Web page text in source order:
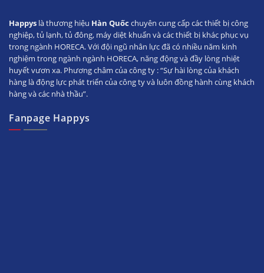
Happys là thương hiệu Hàn Quốc chuyên cung cấp các thiết bị công
nghiệp, tủ lạnh, tủ đông, máy diệt khuẩn và các thiết bị khác phục vụ
trong ngành HORECA. Với đội ngũ nhân lực đã có nhiều năm kinh
nghiệm trong ngành ngành HORECA, năng động và đầy lòng nhiệt
huyết vươn xa. Phương châm của công ty : “Sự hài lòng của khách
hàng là động lực phát triển của công ty và luôn đồng hành cùng khách
hàng và các nhà thầu”.
Fanpage Happys